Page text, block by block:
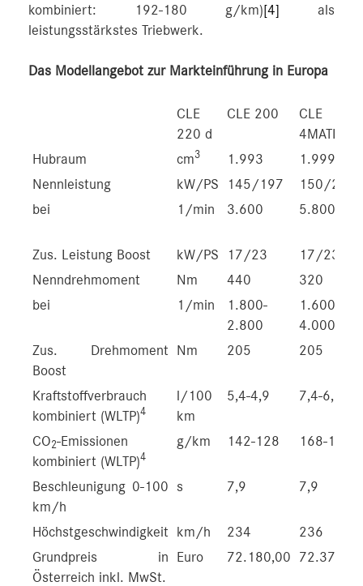
kombiniert: 192‑180 g/km)[4]
als
leistungsstärkstes Triebwerk.
Das Modellangebot zur Markteinführung in Europa
CLE
220 d
CLE 200
CLE 200
4MATIC
Hubraum
cm3 1.993
1.999
Nennleistung
kW/PS 145/197
150/204
bei
1/min 3.600 5.800
Zus. Leistung Boost kW/PS 17/23
17/23
Nenndrehmoment
Nm 440
320
bei
1/min
1.800-
2.800
1.600-
4.000
Zus. Drehmoment
Boost
Nm 205 205
Kraftstoffverbrauch
kombiniert (WLTP)4
l/100
km
5,4-4,9 7,4-6,7
CO2-Emissionen
kombiniert (WLTP)4
g/km 142-128 168-152
Beschleunigung 0-100
km/h
s 7,9 7,9
Höchstgeschwindigkeit km/h 234
236
Grundpreis in
Österreich inkl. MwSt.
Euro 72.180,00 72.370,00